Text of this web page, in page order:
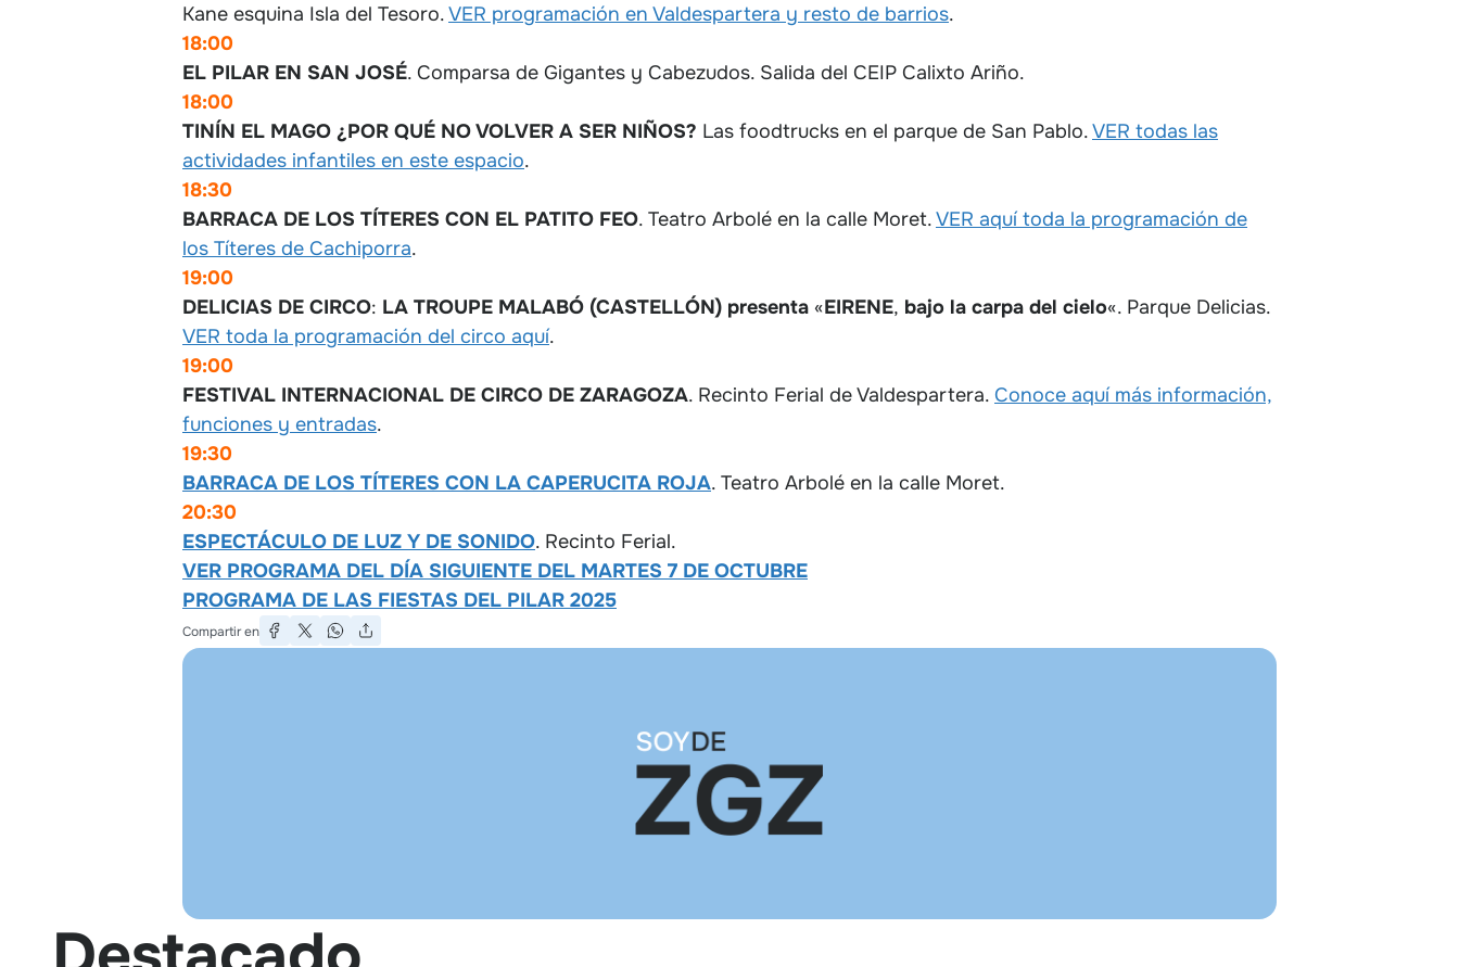
Kane esquina Isla del Tesoro.VER programación en Valdespartera y resto de barrios.
18:00
EL PILAR EN SAN JOSÉ. Comparsa de Gigantes y Cabezudos. Salida del CEIP Calixto Ariño.
18:00
TINÍN EL MAGO ¿POR QUÉ NO VOLVER A SER NIÑOS? Las foodtrucks en el parque de San Pablo.VER todas las
actividades infantiles en este espacio.
18:30
BARRACA DE LOS TÍTERES CON EL PATITO FEO. Teatro Arbolé en la calle Moret.VER aquí toda la programación de
los Títeres de Cachiporra.
19:00
DELICIAS DE CIRCO: LA TROUPE MALABÓ (CASTELLÓN) presenta «EIRENE, bajo la carpa del cielo«. Parque Delicias.
VER toda la programación del circo aquí.
19:00
FESTIVAL INTERNACIONAL DE CIRCO DE ZARAGOZA. Recinto Ferial de Valdespartera. Conoce aquí más información,
funciones y entradas.
19:30
BARRACA DE LOS TÍTERES CON LA CAPERUCITA ROJA. Teatro Arbolé en la calle Moret.
20:30
ESPECTÁCULO DE LUZ Y DE SONIDO. Recinto Ferial.
VER PROGRAMA DEL DÍA SIGUIENTE DEL MARTES 7 DE OCTUBRE
PROGRAMA DE LAS FIESTAS DEL PILAR 2025
Compartir en